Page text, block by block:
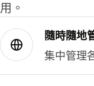
用。
隨時隨地
集中管理